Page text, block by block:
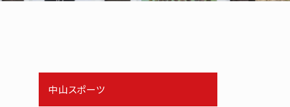
中山スポーツ